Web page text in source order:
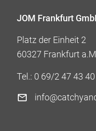
JOM Frankfurt
Platz der Einheit 2
60327 Frankfurt
Tel.: 0 69/2 47 43